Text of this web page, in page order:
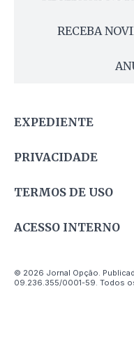
RECEBA
EXPEDIENTE
PRIVACIDADE
TERMOS DE USO
ACESSO INTERNO
© 2026 Jornal Opção.
09.236.355/0001-59. Todos